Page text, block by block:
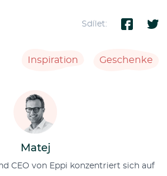
Sdílet:
Inspiration Geschenke
Matej
CEO von Eppi konzentriert sich auf